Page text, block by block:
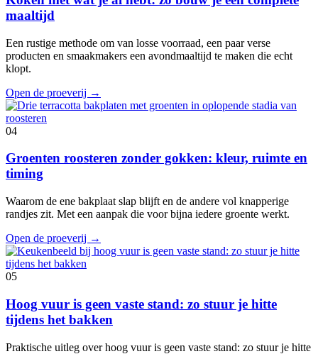
maaltijd
Een rustige methode om van losse voorraad, een paar verse
producten en smaakmakers een avondmaaltijd te maken die echt
klopt.
Open de proeverij →
04
Groenten roosteren zonder gokken: kleur, ruimte en
timing
Waarom de ene bakplaat slap blijft en de andere vol knapperige
randjes zit. Met een aanpak die voor bijna iedere groente werkt.
Open de proeverij →
05
Hoog vuur is geen vaste stand: zo stuur je hitte
tijdens het bakken
Praktische uitleg over hoog vuur is geen vaste stand: zo stuur je hitte